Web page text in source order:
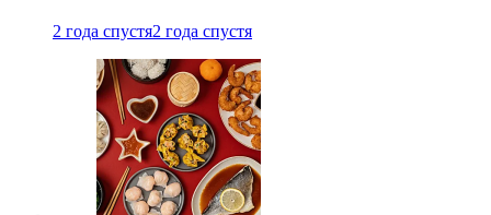
2 года спустя2 года спустя